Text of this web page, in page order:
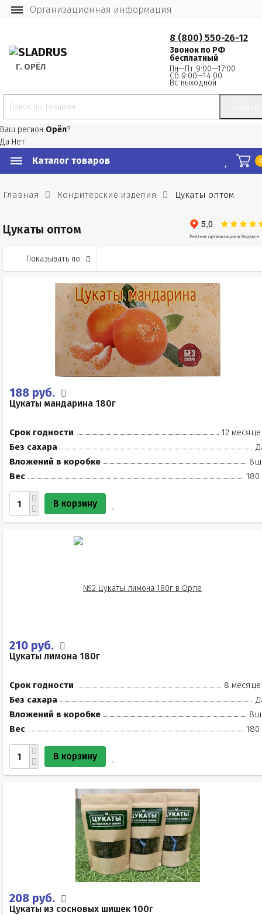
Организационная информация
Г. ОРЁЛ
8 (800) 550-26-12
Звонок по РФ
бесплатный
Пн—Пт 9:00—17:00
Сб 9:00—14:00
Вс выходной
Ваш регион Орёл?
Да Нет
Каталог товаров
Главная Кондитерские изделия Цукаты оптом
Цукаты оптом
Показывать по:
188 руб.
Цукаты мандарина 180г
Срок годности
12
Без сахара
Вложений в коробке
Вес
180
В корзину
210 руб.
Цукаты лимона 180г
Срок годности
8
Без сахара
Вложений в коробке
Вес
180
В корзину
208 руб.
Цукаты из сосновых шишек 100г